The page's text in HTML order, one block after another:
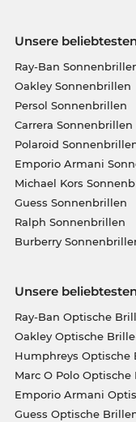
Unsere
Ray-Ban
Oakley Sonnenbrillen
Persol Sonnenbrillen
Carrera Sonnenbrillen
Polaroid
Emporio Armani
Michael Kors
Guess Sonnenbrillen
Ralph Sonnenbrillen
Burberry
Unsere
Ray-Ban Optische
Oakley Optische
Humphreys Optische
Marc O Polo Optische
Emporio Armani
Guess Optische